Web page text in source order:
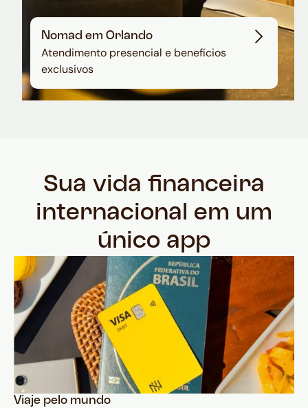
Nomad em Orlando
Atendimento presencial e benefícios
exclusivos
Sua vida financeira
internacional em um
único app
Viaje pelo mundo